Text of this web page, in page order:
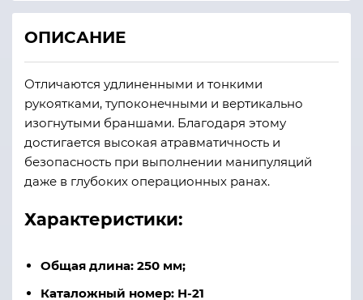
ОПИСАНИЕ
Отличаются удлиненными и тонкими
рукоятками, тупоконечными и вертикально
изогнутыми браншами. Благодаря этому
достигается высокая атравматичность и
безопасность при выполнении манипуляций
даже в глубоких операционных ранах.
Характеристики:
Общая длина: 250 мм;
Каталожный номер: Н-21